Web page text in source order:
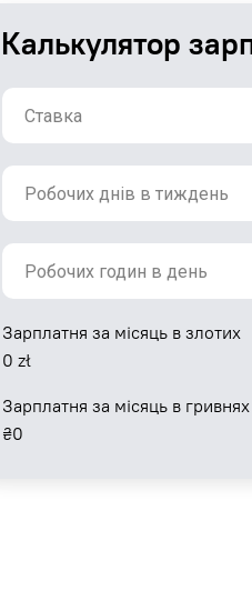
Зарплатня за місяць в злотих
0 zł
Зарплатня за місяць в гривнях
₴0
Калькулятор